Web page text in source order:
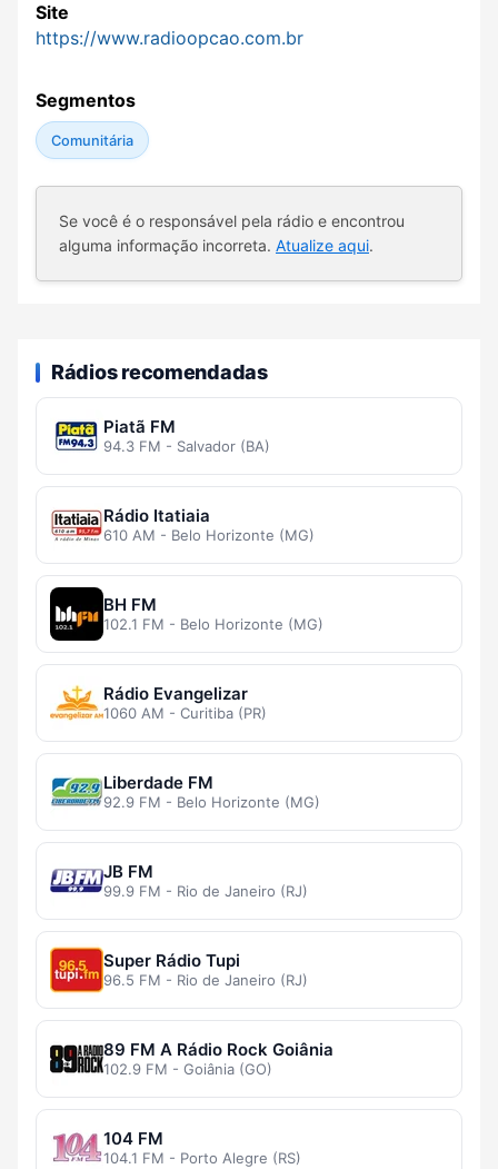
Site
https://www.radioopcao.com.br
Segmentos
Comunitária
Se você é o responsável pela rádio e encontrou
alguma informação incorreta. Atualize aqui.
Rádios recomendadas
Piatã FM
94.3 FM - Salvador (BA)
Rádio Itatiaia
610 AM - Belo Horizonte (MG)
BH FM
102.1 FM - Belo Horizonte (MG)
Rádio Evangelizar
1060 AM - Curitiba (PR)
Liberdade FM
92.9 FM - Belo Horizonte (MG)
JB FM
99.9 FM - Rio de Janeiro (RJ)
Super Rádio Tupi
96.5 FM - Rio de Janeiro (RJ)
89 FM A Rádio Rock Goiânia
102.9 FM - Goiânia (GO)
104 FM
104.1 FM - Porto Alegre (RS)